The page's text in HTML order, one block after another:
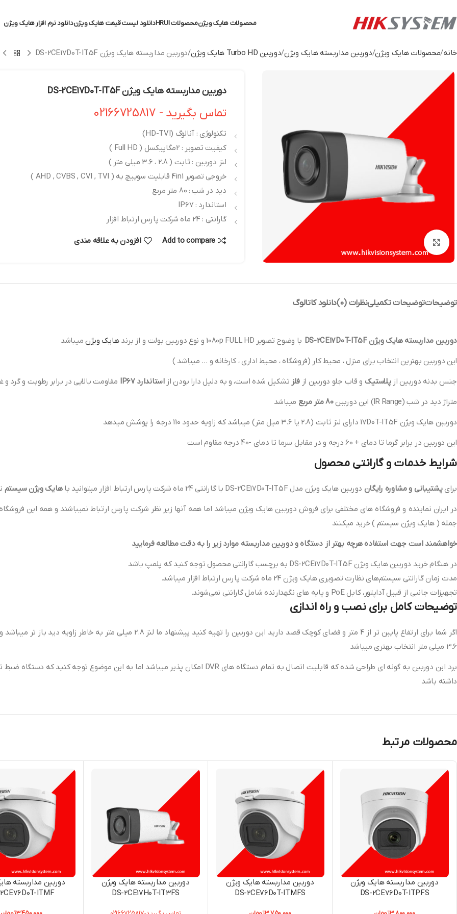
محصولات هایک ویژنمحصولات HRUI دانلود لیست قیمت هایک ویژندانلود نرم افزار هایک ویژن
خانه محصولات هایک ویژن دوربین مداربسته هایک ویژن دوربین Turbo HD هایک ویژن دوربین مداربسته هایک ویژن DS-2CE17D0T-IT5F
دوربین مداربسته هایک ویژن DS-2CE17D0T-IT5F
تماس بگیرید - 02166725817
تکنولوژی : آنالوگ (HD-TVI)
کیفیت تصویر : 2مگاپیکسل ( Full HD )
لنز دوربین : ثابت ( 2.8 ، 3.6 میلی متر )
خروجی تصویر 4in1 قابلیت سوییچ به ( AHD , CVBS , CVI , TVI )
دید در شب : 80 متر مربع
استاندارد : IP67
گارانتی : 24 ماه شرکت پارس ارتباط افزار
Add to compare افزودن به علاقه مندی
توضیحاتتوضیحات تکمیلینظرات (0) دانلود کاتالوگ
دوربین مداربسته هایک ویژن DS-2CE17D0T-IT5F با وضوح تصویر 1080p FULL HD و نوع دوربین بولت و از برند هایک ویژن میباشد
این دوربین بهترین انتخاب برای منزل ، محیط کار (فروشگاه ، محیط اداری ، کارخانه و … میباشد )
جنس بدنه دوربین ازپلاستیک و قاب جلو دوربین از فلز تشکیل شده است، و به دلیل دارا بودن ازاستاندارد IP67
مقاومت بالایی در برابر رطوبت و گرد و
متراژ دید در شب (IR Range) این دوربین
80 متر مربع
میباشد
دوربین هایک ویژن 17D0T-IT5F دارای لنز ثابت (2.8 یا 3.6 میل متر) میباشد که زاویه حدود 110 درجه را پوشش میدهد
این دوربین در برابر گرما تا دمای + 60 درجه و در مقابل سرما تا دمای -40 درجه مقاوم است
شرایط خدمات و گارانتی محصول
برایپشتیبانی و مشاوره رایگان دوربین هایک ویژن مدل DS-2CE17D0T-IT5F با گارانتی 24 ماه شرکت پارس ارتباط افزار میتوانید با هایک ویژن سیستم
در ایران نماینده و فروشگاه های مختلفی برای فروش دوربین هایک ویژن میباشد اما همه آنها زیر نظر شرکت پارس ارتباط نمیباشند و همه این
جمله ( هایک ویژن سیستم ) خرید میکنند
خواهشمند است جهت استفاده هرچه بهتر از دستگاه و دوربین مداربسته موارد زیر را به دقت مطالعه فرمایید
در هنگام خرید دوربین هایک ویژن DS-2CE17D0T-IT5F به برچسب گارانتی محصول توجه کنید که پلمپ باشد
مدت زمان گارانتی سیستم‌های نظارت تصویری هایک ویژن 24 ماه شرکت پارس ارتباط افزار میباشد.
تجهیزات جانبی از قبیل آداپتور، کابل PoE و پایه‎ های نگهدارنده شامل گارانتی نمی‌شوند.
توضیحات کامل برای نصب و راه اندازی
اگر شما برای ارتفاع پایین تر از 4 متر و فضای کوچک قصد دارید این دوربین را تهیه کنید
3.6 میلی متر انتخاب بهتری میباشد
برد این دوربین به گونه ای طراحی شده که قابلیت اتصال به تمام دستگاه های DVR امکان پذیر میباشد اما به این موضوع توجه کنید که دستگاه ضبط تصاویر شما قابلیت ساپورت دوربین های
داشته باشد
محصولات مرتبط
دوربین مداربسته هایک ویژن
DS-2CE76D0T-ITPFS
دوربین مداربسته هایک ویژن
DS-2CE76D0T-ITMFS
دوربین مداربسته هایک ویژن
DS-2CE17H0T-IT3FS
دوربین مداربسته
ITMF